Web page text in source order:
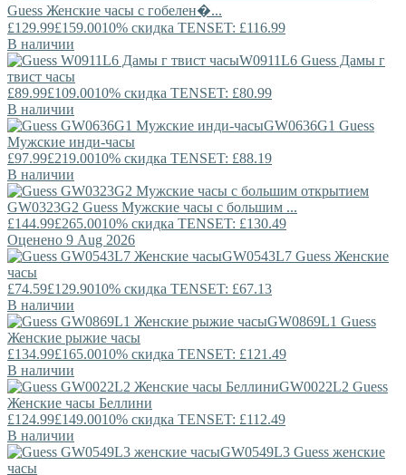
Guess Женские часы с гобелен�...
£129.99£159.0010% скидка TENSET: £116.99
В наличии
W0911L6 Guess Дамы г
твист часы
£89.99£109.0010% скидка TENSET: £80.99
В наличии
GW0636G1 Guess
Мужские инди-часы
£97.99£219.0010% скидка TENSET: £88.19
В наличии
GW0323G2 Guess Мужские часы с большим ...
£144.99£265.0010% скидка TENSET: £130.49
Оценено 9 Aug 2026
GW0543L7 Guess Женские
часы
£74.59£129.9010% скидка TENSET: £67.13
В наличии
GW0869L1 Guess
Женские рыжие часы
£134.99£165.0010% скидка TENSET: £121.49
В наличии
GW0022L2 Guess
Женские часы Беллини
£124.99£149.0010% скидка TENSET: £112.49
В наличии
GW0549L3 Guess женские
часы